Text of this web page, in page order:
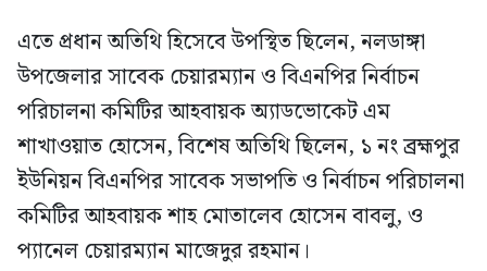
এতে প্রধান অতিথি হিসেবে উপস্থিত ছিলেন, নলডাঙ্গা
উপজেলার সাবেক চেয়ারম্যান ও বিএনপির নির্বাচন
পরিচালনা কমিটির আহবায়ক অ্যাডভোকেট এম
শাখাওয়াত হোসেন, বিশেষ অতিথি ছিলেন, ১ নং ব্রহ্মপুর
ইউনিয়ন বিএনপির সাবেক সভাপতি ও নির্বাচন পরিচালনা
কমিটির আহবায়ক শাহ মোতালেব হোসেন বাবলু, ও
প্যানেল চেয়ারম্যান মাজেদুর রহমান।